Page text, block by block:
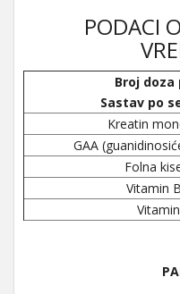
PODACI
Broj doza
Sastav po
Kreatin
GAA
Folna
Vitamin